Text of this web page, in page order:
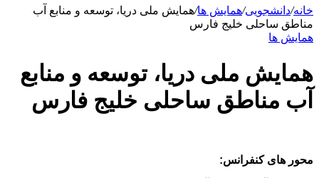
خانه/دانشجویی/همایش ها/همایش ملی دریا، توسعه و منابع آب
مناطق ساحلی خلیج فارس
همایش ها
همایش ملی دریا، توسعه و منابع
آب مناطق ساحلی خلیج فارس
محور های کنفرانس: